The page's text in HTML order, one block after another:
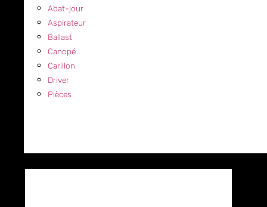
Abat-jour
Aspirateur
Ballast
Canopé
Carillon
Driver
Pièces